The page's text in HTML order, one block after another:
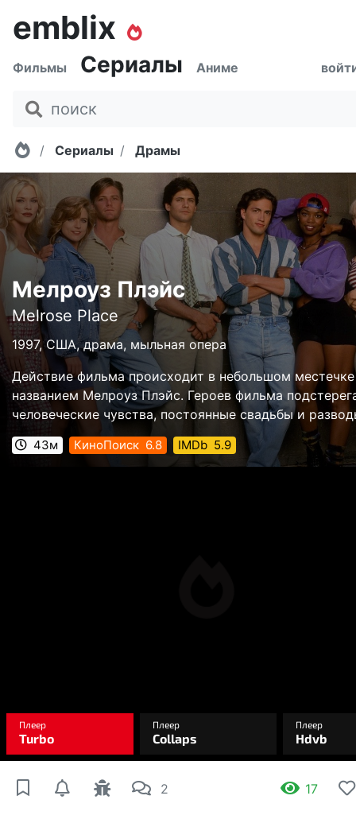
emblix
Фильмы Сериалы Аниме
Главная
Сериалы Драмы
Мелроуз Плэйс
Melrose Place
1997, США, драма, мыльная опера
Действие фильма происходит в небольшом
названием Мелроуз Плэйс. Героев фильма
человеческие чувства, постоянные свадьбы и
43м КиноПоиск 6.8 IMDb 5.9
2 17